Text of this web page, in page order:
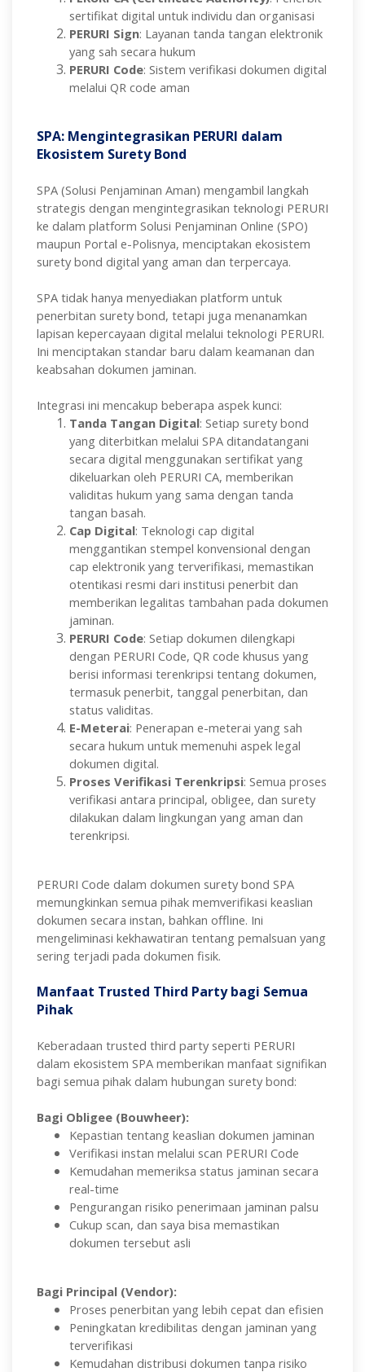
sertifikat digital untuk individu dan organisasi
PERURI Sign: Layanan tanda tangan elektronik
yang sah secara hukum
PERURI Code: Sistem verifikasi dokumen digital
melalui QR code aman
SPA: Mengintegrasikan PERURI dalam
Ekosistem Surety Bond
SPA (Solusi Penjaminan Aman) mengambil langkah
strategis dengan mengintegrasikan teknologi PERURI
ke dalam platform Solusi Penjaminan Online (SPO)
maupun Portal e-Polisnya, menciptakan ekosistem
surety bond digital yang aman dan terpercaya.
SPA tidak hanya menyediakan platform untuk
penerbitan surety bond, tetapi juga menanamkan
lapisan kepercayaan digital melalui teknologi PERURI.
Ini menciptakan standar baru dalam keamanan dan
keabsahan dokumen jaminan.
Integrasi ini mencakup beberapa aspek kunci:
Tanda Tangan Digital: Setiap surety bond
yang diterbitkan melalui SPA ditandatangani
secara digital menggunakan sertifikat yang
dikeluarkan oleh PERURI CA, memberikan
validitas hukum yang sama dengan tanda
tangan basah.
Cap Digital: Teknologi cap digital
menggantikan stempel konvensional dengan
cap elektronik yang terverifikasi, memastikan
otentikasi resmi dari institusi penerbit dan
memberikan legalitas tambahan pada dokumen
jaminan.
PERURI Code: Setiap dokumen dilengkapi
dengan PERURI Code, QR code khusus yang
berisi informasi terenkripsi tentang dokumen,
termasuk penerbit, tanggal penerbitan, dan
status validitas.
E-Meterai: Penerapan e-meterai yang sah
secara hukum untuk memenuhi aspek legal
dokumen digital.
Proses Verifikasi Terenkripsi: Semua proses
verifikasi antara principal, obligee, dan surety
dilakukan dalam lingkungan yang aman dan
terenkripsi.
PERURI Code dalam dokumen surety bond SPA
memungkinkan semua pihak memverifikasi keaslian
dokumen secara instan, bahkan offline. Ini
mengeliminasi kekhawatiran tentang pemalsuan yang
sering terjadi pada dokumen fisik.
Manfaat Trusted Third Party bagi Semua
Pihak
Keberadaan trusted third party seperti PERURI
dalam ekosistem SPA memberikan manfaat signifikan
bagi semua pihak dalam hubungan surety bond:
Bagi Obligee (Bouwheer):
Kepastian tentang keaslian dokumen jaminan
Verifikasi instan melalui scan PERURI Code
Kemudahan memeriksa status jaminan secara
real-time
Pengurangan risiko penerimaan jaminan palsu
Cukup scan, dan saya bisa memastikan
dokumen tersebut asli
Bagi Principal (Vendor):
Proses penerbitan yang lebih cepat dan efisien
Peningkatan kredibilitas dengan jaminan yang
terverifikasi
Kemudahan distribusi dokumen tanpa risiko